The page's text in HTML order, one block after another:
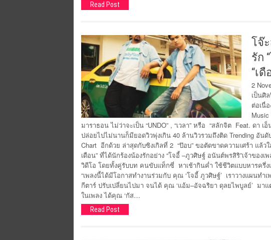
Read Post
โจ๊
รัก
“เ
2
เป็นศิ
ต่อเนื่
มาราธอน ไม่ว่าจะเป็น “UNDO” , “เวลา” หรือ “สลักจิต Feat. ดา
ปล่อยไปไม่นานก็มียอดวิวพุ่งเกิน 40 ล้านวิวรวมถึงติด Trending อัน
Chart อีกด้วย ล่าสุดกับซิงเกิลที่ 2 “ป๊อบ” ขอตัดขาดความเศร้า แล้ว
เดือน” ที่ได้นักร้องน้องรักอย่าง “โจอี้ –ภูวศิษฐ์ อนันต์พรสิริ”เจ้าของ
วิดีโอ โดยทั้งคู่รับบท คนขับแท็กซี่ หาเช้ากินค่ำ ใช้ชีวิตแบบหารครึ่ง
“เพลงนี้ได้มีโอกาสทำงานร่วมกับ คุณ ‘โจอี้ ภูวศิษฐ์’ เราวางแผนท
กีตาร์ ปรับเปลี่ยนไปมา จนได้ คุณ ‘แอ้ม–อัจฉริยา ดุลยไพบูลย์’ มา
ในเพลง ได้คุณ ‘กัส…
Read Post